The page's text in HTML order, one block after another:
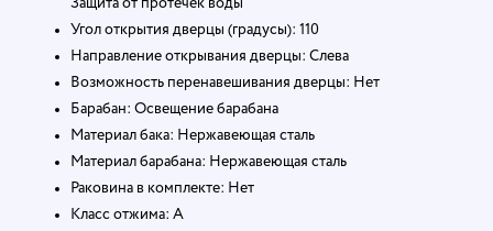
Защита от протечек воды
Угол открытия дверцы (градусы): 110
Направление открывания дверцы: Слева
Возможность перенавешивания дверцы: Нет
Барабан: Освещение барабана
Материал бака: Нержавеющая сталь
Материал барабана: Нержавеющая сталь
Раковина в комплекте: Нет
Класс отжима: A